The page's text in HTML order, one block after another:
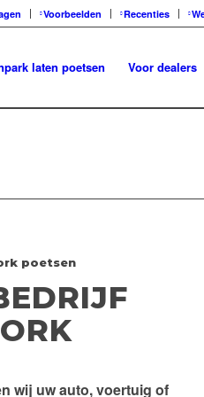
Voorbeelden Recenties
laten poetsen Voor dealers
poetsen
wij uw auto, voertuig of